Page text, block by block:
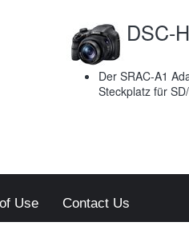
DSC-
Der SRAC-A1
Steckplatz für
Use Contact Us